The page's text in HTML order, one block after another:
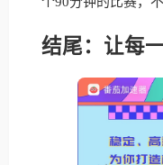
结尾：让每